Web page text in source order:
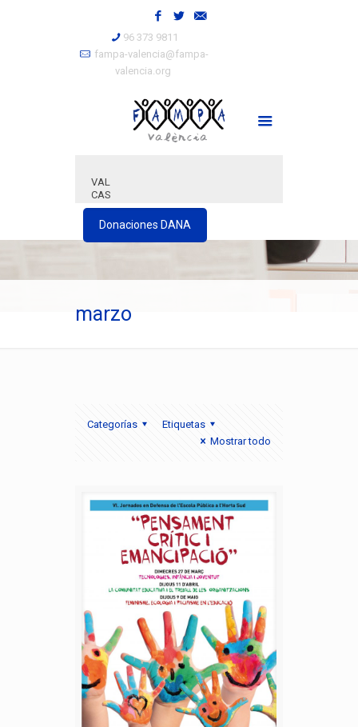
96 373 9811
fampa-valencia@fampa-
valencia.org
VAL
CAS
Donaciones DANA
marzo
Categorías
Etiquetas
Mostrar todo